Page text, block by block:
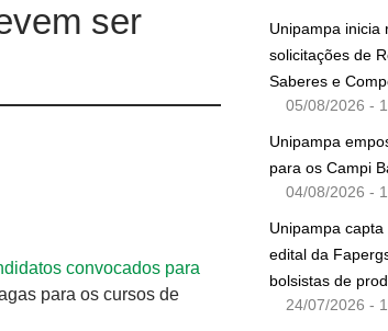
ser
convocados para
para os cursos de
Unipampa inicia
solicitações de
Saberes e
05/08/2026 -
Unipampa
para os Campi
04/08/2026 -
Unipampa
edital da
bolsistas de
24/07/2026 -